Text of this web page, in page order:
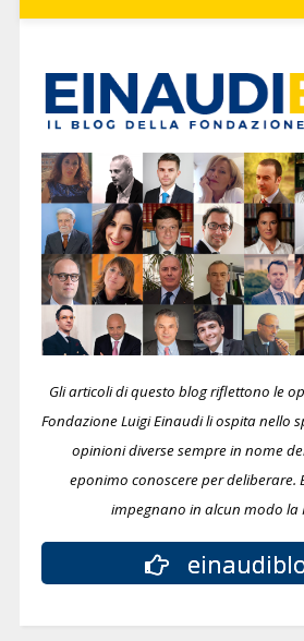
Gli articoli di questo blog riflettono le
Fondazione Luigi Einaudi li ospita nello
opinioni diverse sempre in nome
eponimo conoscere per deliberare.
impegnano in alcun modo la